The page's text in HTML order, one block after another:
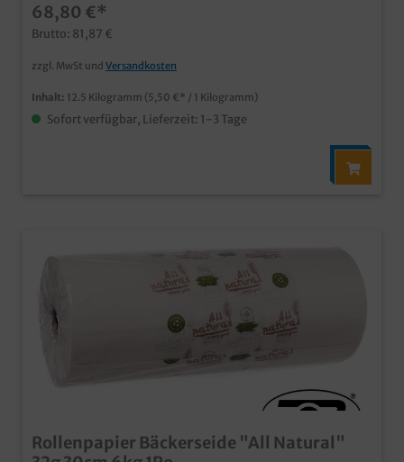
Wurst Fleisch und Käsemit biologisch abbaubarem Öko
Wachskompostierbar oder im Altpapier
entsorgbarMade in Germany für kurze logistische Wege
68,80 €*
Brutto: 81,87 €
zzgl. MwSt und Versandkosten
Inhalt: 12.5 Kilogramm (5,50 €* / 1 Kilogramm)
Sofort verfügbar, Lieferzeit: 1-3 Tage
Rollenpapier Bäckerseide "All Natural"